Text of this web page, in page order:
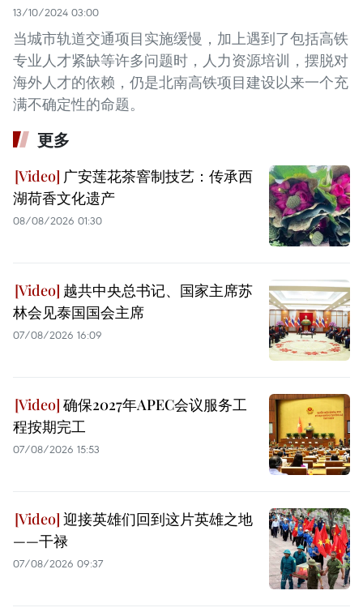
13/10/2024 03:00
当城市轨道交通项目实施缓慢，加上遇到了包括高铁
专业人才紧缺等许多问题时，人力资源培训，摆脱对
海外人才的依赖，仍是北南高铁项目建设以来一个充
满不确定性的命题。
更多
广安莲花茶窨制技艺：传承西
湖荷香文化遗产
08/08/2026 01:30
越共中央总书记、国家主席苏
林会见泰国国会主席
07/08/2026 16:09
确保2027年APEC会议服务工
程按期完工
07/08/2026 15:53
迎接英雄们回到这片英雄之地
——干禄
07/08/2026 09:37